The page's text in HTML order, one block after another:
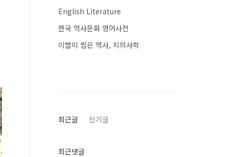
English Literature
한국 역사문화 영어사전
이빨이 씹은 역사, 치의사학
최근글 인기글
최근댓글